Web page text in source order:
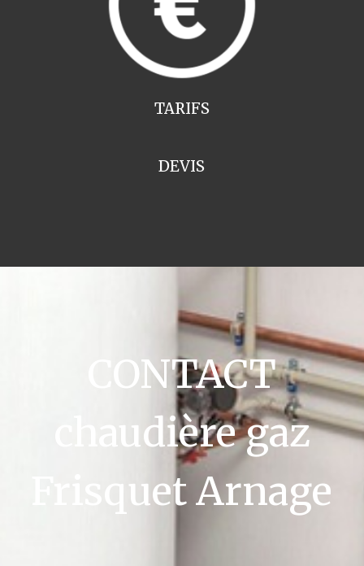
TARIFS
DEVIS
CONTACT
chaudière gaz
Frisquet Arnage